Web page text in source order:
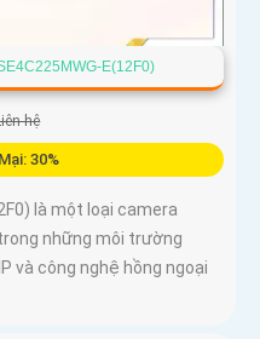
E(12F0)
hệ
30%
là một loại camera
những môi trường
và công nghệ hồng ngoại